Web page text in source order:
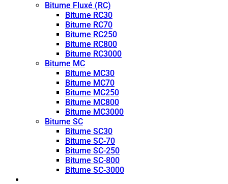
Bitume Fluxé (RC)
Bitume RC30
Bitume RC70
Bitume RC250
Bitume RC800
Bitume RC3000
Bitume MC
Bitume MC30
Bitume MC70
Bitume MC250
Bitume MC800
Bitume MC3000
Bitume SC
Bitume SC30
Bitume SC-70
Bitume SC-250
Bitume SC-800
Bitume SC-3000